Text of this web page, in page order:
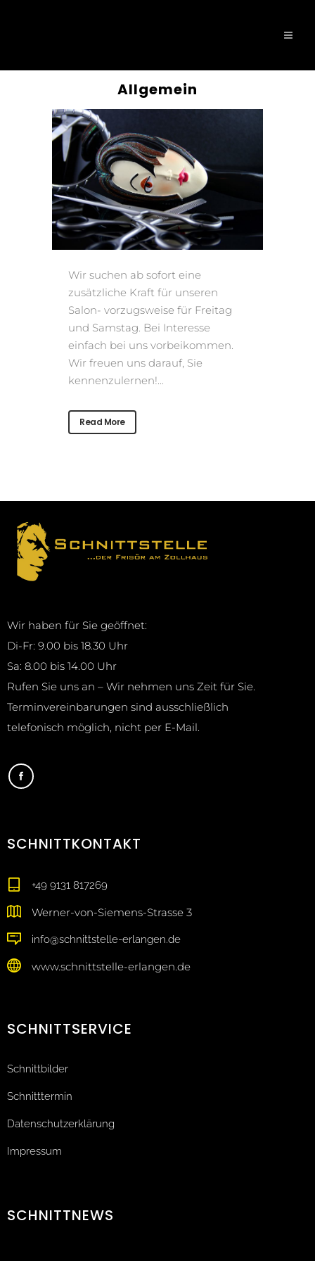
Allgemein
Wir suchen ab sofort eine
zusätzliche Kraft für unseren
Salon- vorzugsweise für Freitag
und Samstag. Bei Interesse
einfach bei uns vorbeikommen.
Wir freuen uns darauf, Sie
kennenzulernen!...
Read More
Wir haben für Sie geöffnet:
Di-Fr: 9.00 bis 18.30 Uhr
Sa: 8.00 bis 14.00 Uhr
Rufen Sie uns an – Wir nehmen uns Zeit für Sie.
Terminvereinbarungen sind ausschließlich
telefonisch möglich, nicht per E-Mail.
SCHNITTKONTAKT
+49 9131 817269
Werner-von-Siemens-Strasse 3
info@schnittstelle-erlangen.de
www.schnittstelle-erlangen.de
SCHNITTSERVICE
Schnittbilder
Schnitttermin
Datenschutzerklärung
Impressum
SCHNITTNEWS